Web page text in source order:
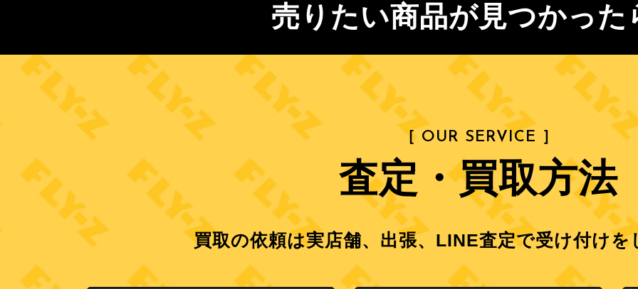
売りたい商品が見つかっ
［ OUR SERVICE ］
査定・買取方法
買取の依頼は実店舗、出張、LINE査定で受け付けを